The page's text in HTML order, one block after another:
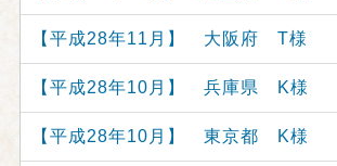
【平成28年11月】 大阪府 T様
【平成28年10月】 兵庫県 K様
【平成28年10月】 東京都 K様